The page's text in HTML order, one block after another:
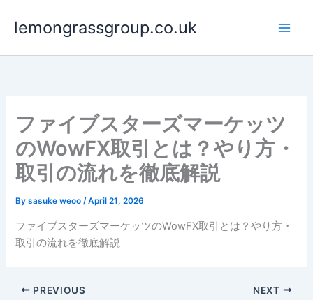
lemongrassgroup.co.uk
ファイブスターズマーケッツ
のWowFX取引とは？やり方・
取引の流れを徹底解説
Bysasuke weoo/April 21, 2026
ファイブスターズマーケッツのWowFX取引とは？やり方・
取引の流れを徹底解説
PREVIOUS NEXT